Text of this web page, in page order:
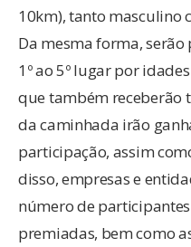
10km), tanto masculino
Da mesma forma,
1º ao 5º lugar por
que também receberão
da caminhada irão
participação, assim
disso, empresas e
número de
premiadas, bem como